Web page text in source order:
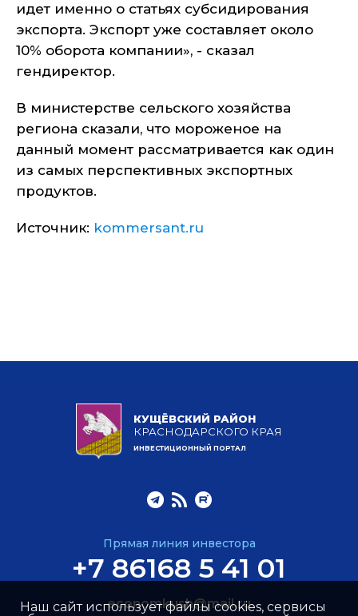
идет именно о статьях субсидирования
экспорта. Экспорт уже составляет около
10% оборота компании», - сказал
гендиректор.
В министерстве сельского хозяйства
региона сказали, что мороженое на
данный момент рассматривается как один
из самых перспективных экспортных
продуктов.
Источник: kommersant.ru
КУЩЁВСКИЙ РАЙОН
КРАСНОДАРСКОГО КРАЯ
ИНВЕСТИЦИОННЫЙ ПОРТАЛ
Прямая линия инвестора
+7 86168 5 41 01
economkush@mail.ru
Наш сайт использует файлы cookies, сервисы